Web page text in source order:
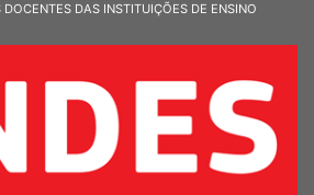
DAS INSTITUIÇÕES DE ENSINO